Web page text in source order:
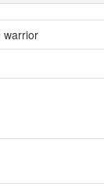
warrior